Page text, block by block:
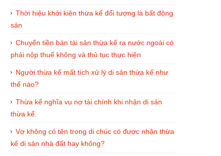
Thời hiệu khởi kiện thừa kế đối tượng là bất động
sản
Chuyển tiền bán tài sản thừa kế ra nước ngoài có
phải nộp thuế không và thủ tục thực hiện
Người thừa kế mất tích xử lý di sản thừa kế như
thế nào?
Thừa kế nghĩa vụ nợ tài chính khi nhận di sản
thừa kế.
Vợ không có tên trong di chúc có được nhận thừa
kế di sản nhà đất hay không?